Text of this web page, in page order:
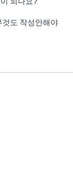
것도 작성안해야